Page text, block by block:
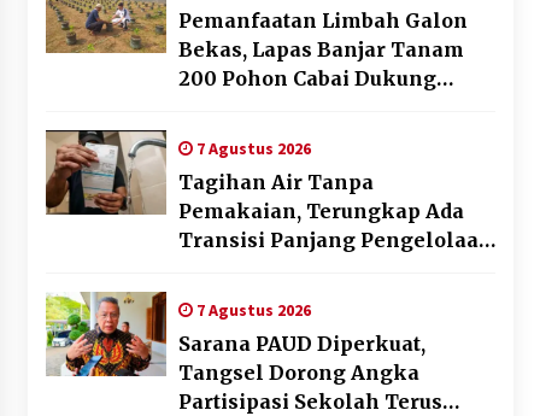
Pemanfaatan Limbah Galon
Bekas, Lapas Banjar Tanam
200 Pohon Cabai Dukung
7 Agustus 2026
Tagihan Air Tanpa
Pemakaian, Terungkap Ada
Transisi Panjang Pengelolaan
Transparan
7 Agustus 2026
Sarana PAUD Diperkuat,
Tangsel Dorong Angka
Partisipasi Sekolah Terus